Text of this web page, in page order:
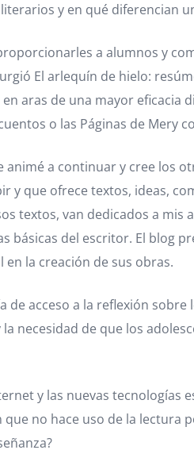
y en qué diferencian
a alumnos y
El arlequín de hielo:
aras de una mayor
o las Páginas de Mery
a continuar y cree los
y que ofrece textos, ideas,
textos, van dedicados a
básicas del escritor. El blog
la creación de sus obras.
de acceso a la reflexión
necesidad de que los
y las nuevas
no hace uso de la lectura